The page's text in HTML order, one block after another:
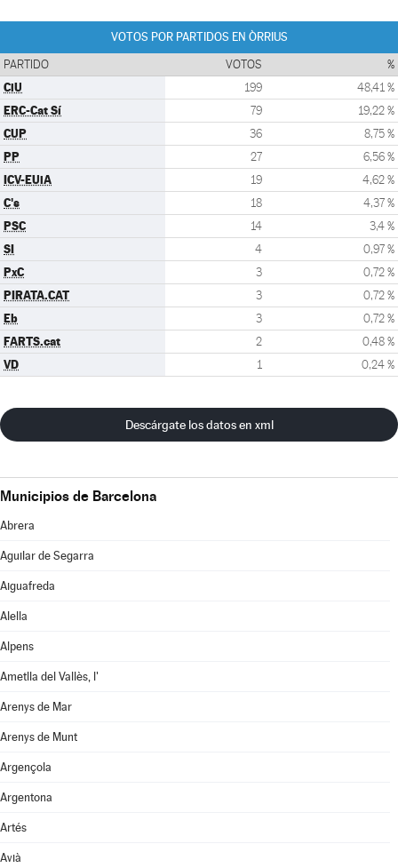
VOTOS POR PARTIDOS EN ÒRRIUS
PARTIDO VOTOS %
CiU 199 48,41 %
ERC-Cat Sí 79 19,22 %
CUP 36 8,75 %
PP 27 6,56 %
ICV-EUiA 19 4,62 %
C's 18 4,37 %
PSC 14 3,4 %
SI 4 0,97 %
PxC 3 0,72 %
PIRATA.CAT 3 0,72 %
Eb 3 0,72 %
FARTS.cat 2 0,48 %
VD 1 0,24 %
Descárgate los datos en xml
Municipios de Barcelona
Abrera
Aguilar de Segarra
Aiguafreda
Alella
Alpens
Ametlla del Vallès, l'
Arenys de Mar
Arenys de Munt
Argençola
Argentona
Artés
Avià